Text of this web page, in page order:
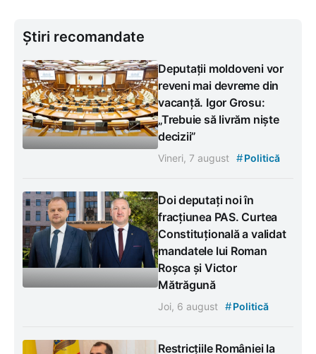
Știri recomandate
Deputații moldoveni vor
reveni mai devreme din
vacanță. Igor Grosu:
„Trebuie să livrăm niște
decizii”
Vineri, 7 august #Politică
Doi deputați noi în
fracțiunea PAS. Curtea
Constituțională a validat
mandatele lui Roman
Roșca și Victor
Mătrăgună
Joi, 6 august #Politică
Restricțiile României la